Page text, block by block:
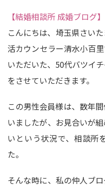
【結婚相談所 成婚ブログ】
こんにちは、埼玉県さい
活カウンセラー清水小百
いただいた、50代バツイ
をさせていただきます。
この男性会員様は、数年
いましたが、お見合いが
いという状況で、相談所
た。
そんな時に、私の仲人ブ